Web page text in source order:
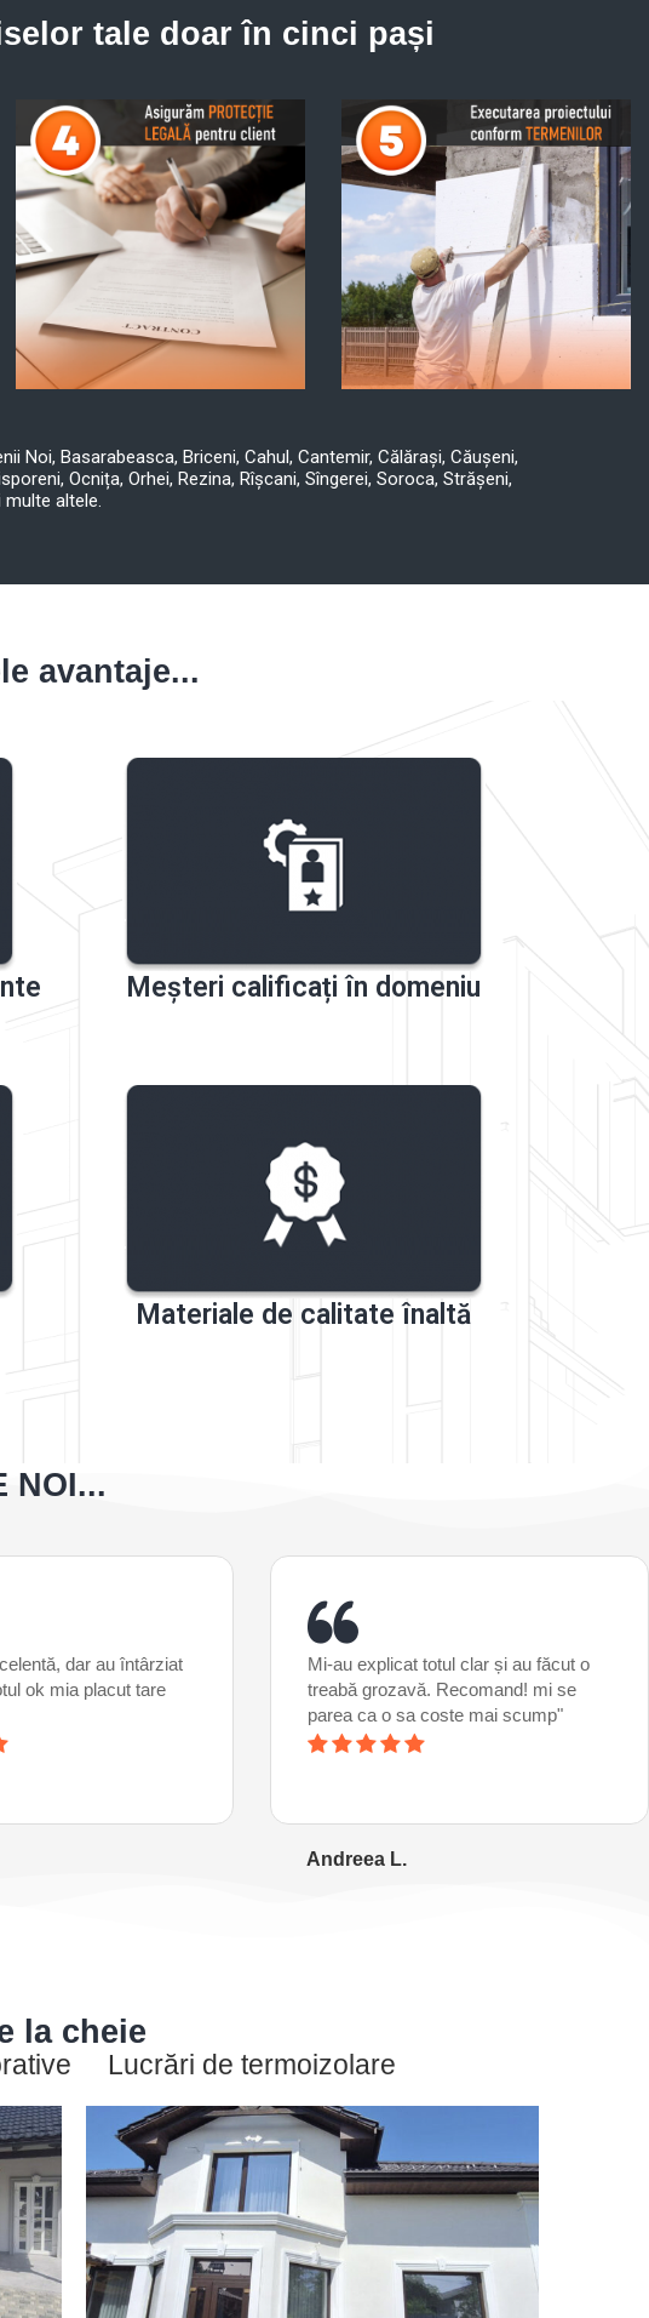
tale doar în cinci pași
Noi, Basarabeasca, Briceni, Cahul, Cantemir, Călărași, Căușeni,
Ocnița, Orhei, Rezina, Rîșcani, Sîngerei, Soroca, Strășeni,
multe altele.
avantaje...
Meșteri calificați în domeniu
Materiale de calitate înaltă
NOI...
dar au întârziat
ok mia placut tare
Mi-au explicat totul clar și au făcut o
treabă grozavă. Recomand! mi se
parea ca o sa coste mai scump"
Andreea L.
la cheie
Lucrări de termoizolare